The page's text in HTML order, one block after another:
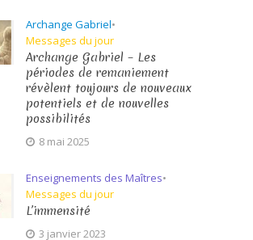
Archange Gabriel•
Messages du jour
Archange Gabriel – Les
périodes de remaniement
révèlent toujours de nouveaux
potentiels et de nouvelles
possibilités
8 mai 2025
Enseignements des Maîtres•
Messages du jour
L’immensité
3 janvier 2023